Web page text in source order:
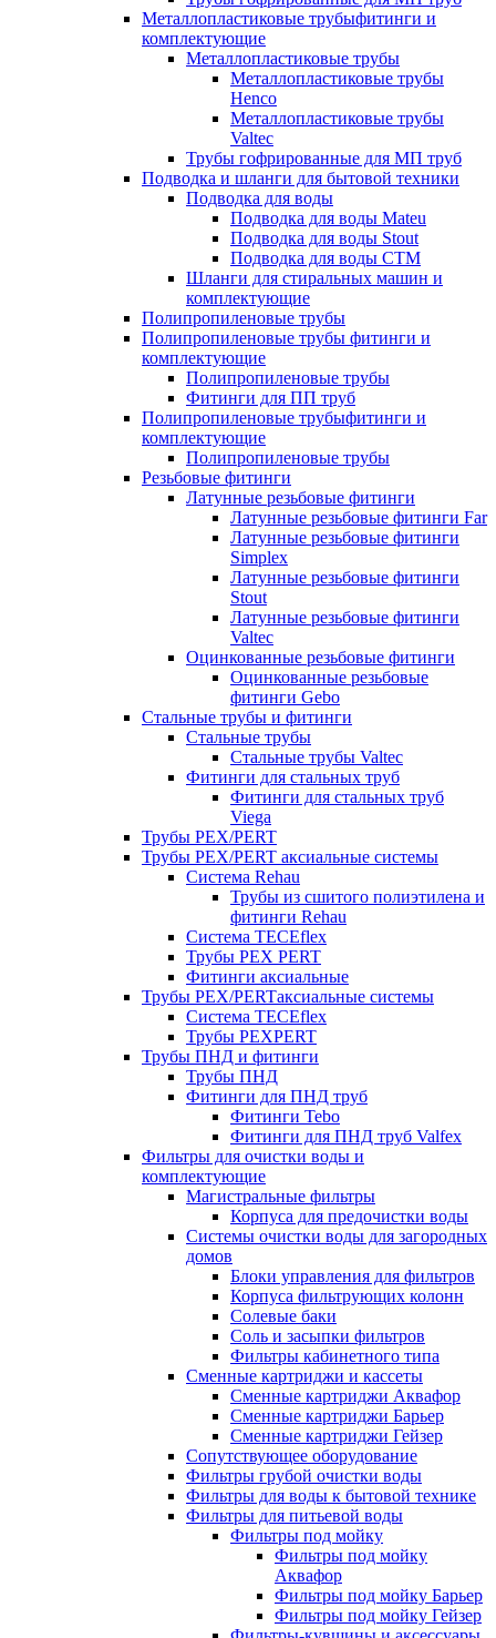
Металлопластиковые трубыфитинги и
комплектующие
Металлопластиковые трубы
Металлопластиковые трубы
Henco
Металлопластиковые трубы
Valtec
Трубы гофрированные для МП труб
Подводка и шланги для бытовой техники
Подводка для воды
Подводка для воды Mateu
Подводка для воды Stout
Подводка для воды СТМ
Шланги для стиральных машин и
комплектующие
Полипропиленовые трубы
Полипропиленовые трубы фитинги и
комплектующие
Полипропиленовые трубы
Фитинги для ПП труб
Полипропиленовые трубыфитинги и
комплектующие
Полипропиленовые трубы
Резьбовые фитинги
Латунные резьбовые фитинги
Латунные резьбовые фитинги Far
Латунные резьбовые фитинги
Simplex
Латунные резьбовые фитинги
Stout
Латунные резьбовые фитинги
Valtec
Оцинкованные резьбовые фитинги
Оцинкованные резьбовые
фитинги Gebo
Стальные трубы и фитинги
Стальные трубы
Стальные трубы Valtec
Фитинги для стальных труб
Фитинги для стальных труб
Viega
Трубы PEX/PERT
Трубы PEX/PERT аксиальные системы
Система Rehau
Трубы из сшитого полиэтилена и
фитинги Rehau
Система TECEflex
Трубы PEX PERT
Фитинги аксиальные
Трубы PEX/PERTаксиальные системы
Система TECEflex
Трубы PEXPERT
Трубы ПНД и фитинги
Трубы ПНД
Фитинги для ПНД труб
Фитинги Tebo
Фитинги для ПНД труб Valfex
Фильтры для очистки воды и
комплектующие
Магистральные фильтры
Корпуса для предочистки воды
Системы очистки воды для загородных
домов
Блоки управления для фильтров
Корпуса фильтрующих колонн
Солевые баки
Соль и засыпки фильтров
Фильтры кабинетного типа
Сменные картриджи и кассеты
Сменные картриджи Аквафор
Сменные картриджи Барьер
Сменные картриджи Гейзер
Сопутствующее оборудование
Фильтры грубой очистки воды
Фильтры для воды к бытовой технике
Фильтры для питьевой воды
Фильтры под мойку
Фильтры под мойку
Аквафор
Фильтры под мойку Барьер
Фильтры под мойку Гейзер